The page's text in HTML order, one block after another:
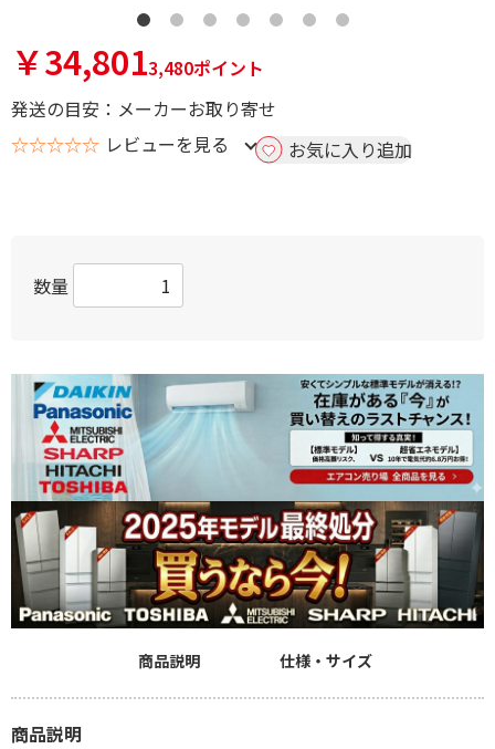
￥34,8013,480ポイント
発送の目安：メーカーお取り寄せ
☆☆☆☆☆ レビューを見る お気に入り追加
数量
商品説明 仕様・サイズ
商品説明